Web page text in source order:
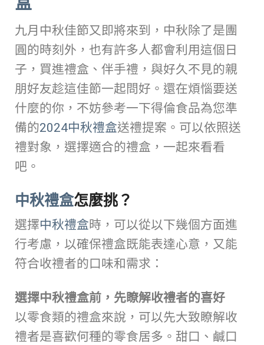
九月中秋佳節又即將來到，中秋除了是團
圓的時刻外，也有許多人都會利用這個日
子，買進禮盒、伴手禮，與好久不見的親
朋好友趁這佳節一起問好。還在煩惱要送
什麼的你，不妨參考一下得倫食品為您準
備的2024中秋禮盒送禮提案。可以依照送
禮對象，選擇適合的禮盒，一起來看看
吧。
中秋禮盒怎麼挑？
選擇中秋禮盒時，可以從以下幾個方面進
行考慮，以確保禮盒既能表達心意，又能
符合收禮者的口味和需求：
選擇中秋禮盒前，先瞭解收禮者的喜好
以零食類的禮盒來說，可以先大致瞭解收
禮者是喜歡何種的零食居多。甜口、鹹口